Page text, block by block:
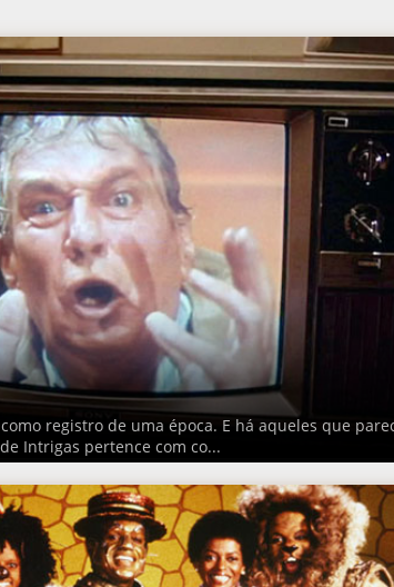
registro de uma época. E há aqueles que
Intrigas pertence com co...